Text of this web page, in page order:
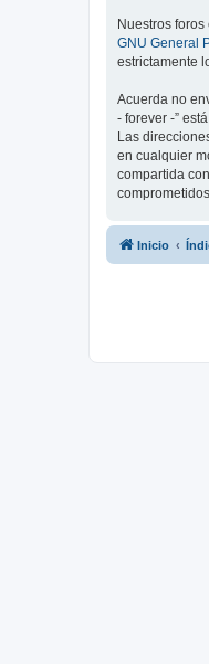
Nuestros foros
GNU General
estrictamente
Acuerda no
- forever -”
Las
en cualquier
compartida
comprometidos.
Inicio